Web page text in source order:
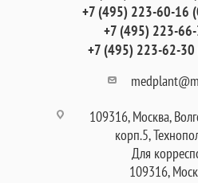
+7 (495) 223-60-16
+7 (495) 223-
+7 (495) 223-62-30
109316, Москва,
корп.5,
Для
109316,